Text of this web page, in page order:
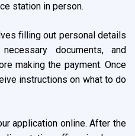
station in person.
filling out personal details
documents, and
making the payment. Once
instructions on what to do
application online. After the